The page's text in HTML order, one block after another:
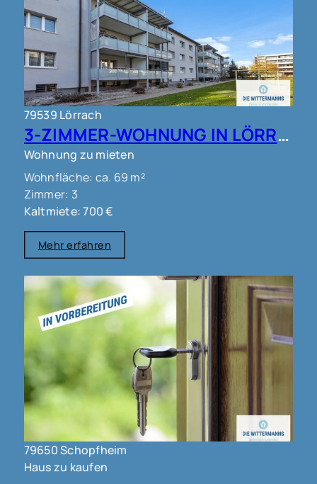
79539 Lörrach
3-ZIMMER-WOHNUNG IN LÖRRACH !!!
Wohnung zu mieten
Wohnfläche: ca. 69 m²
Zimmer: 3
Kaltmiete: 700 €
Mehr erfahren
79650 Schopfheim
Haus zu kaufen